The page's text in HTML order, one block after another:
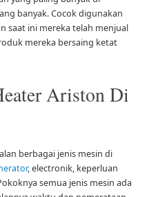
banyak. Cocok digunakan
saat ini mereka telah menjual
mereka bersaing ketat
Ariston Di
berbagai jenis mesin di
, electronik, keperluan
semua jenis mesin ada